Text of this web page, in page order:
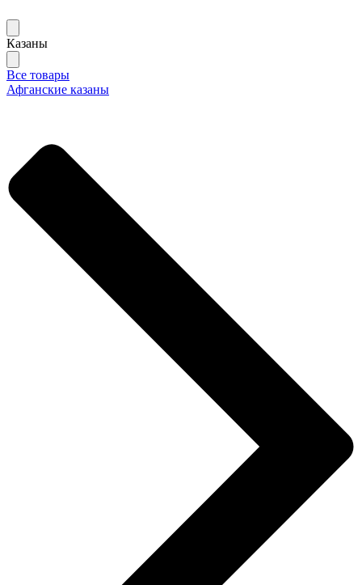
Казаны
Все товары
Афганские казаны